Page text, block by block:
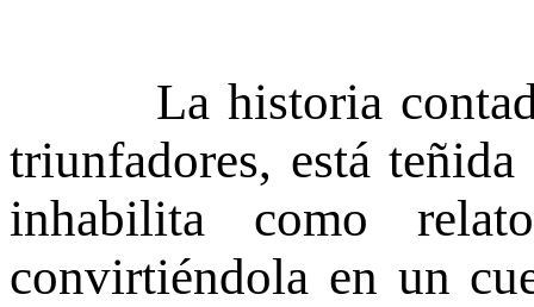
La historia contada
triunfadores, está
inhabilita como
convirtiéndola en un